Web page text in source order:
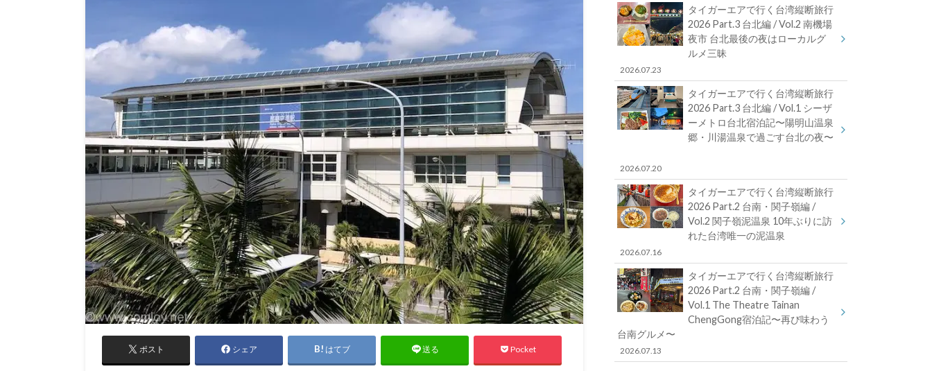
ポスト シェア はてブ 送る Pocket
タイガーエアで行く台湾縦断旅行
2026 Part.3 台北編 / Vol.2 南機場
夜市 台北最後の夜はローカルグ
ルメ三昧
2026.07.23
タイガーエアで行く台湾縦断旅行
2026 Part.3 台北編 / Vol.1 シーザ
ーメトロ台北宿泊記〜陽明山温泉
郷・川湯温泉で過ごす台北の夜〜
2026.07.20
タイガーエアで行く台湾縦断旅行
2026 Part.2 台南・関子嶺編 /
Vol.2 関子嶺泥温泉 10年ぶりに訪
れた台湾唯一の泥温泉
2026.07.16
タイガーエアで行く台湾縦断旅行
2026 Part.2 台南・関子嶺編 /
Vol.1 The Theatre Tainan
ChengGong宿泊記〜再び味わう
台南グルメ〜
2026.07.13